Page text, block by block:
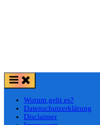
Worum geht es?
Datenschutzerklärung
Disclaimer